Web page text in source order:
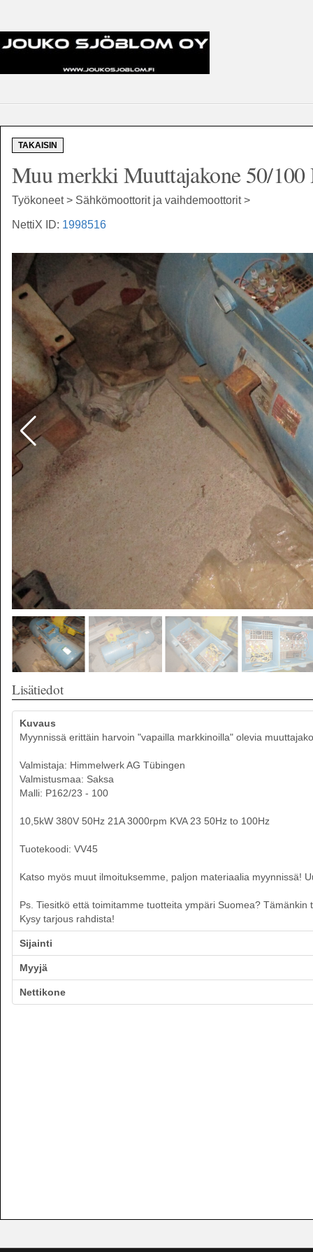
TAKAISIN
Muu merkki Muuttajakone 50/
Työkoneet > Sähkömoottorit ja vaihdemoottorit >
NettiX ID: 1998516
Lisätiedot
Kuvaus
Myynnissä erittäin harvoin "vapailla markkinoilla" olevia
Valmistaja: Himmelwerk AG Tübingen
Valmistusmaa: Saksa
Malli: P162/23 - 100
10,5kW 380V 50Hz 21A 3000rpm KVA 23 50Hz to 100Hz
Tuotekoodi: VV45
Katso myös muut ilmoituksemme, paljon materiaalia myynnissä!
Ps. Tiesitkö että toimitamme tuotteita ympäri Suomea?
Kysy tarjous rahdista!
Sijainti
Myyjä
Nettikone